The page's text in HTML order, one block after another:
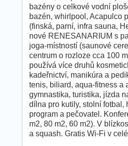
bazény o celkové vodní
bazén, whirlpool, Acapulco
(finská, parní, infra sauna,
nové RENESANARIUM s
joga-místností (saunové
centrum o rozloze cca 100
používá více druhů
kadeřnictví, manikúra a
tenis, biliard, aqua-fitness a
gymnastika, turistika, jízda
dílna pro kutily, stolní fotbal,
program a pečovatel.
m2, 80 m2, 60 m2). V
a squash. Gratis Wi-Fi v